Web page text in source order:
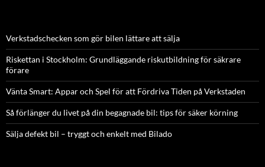
Verkstadschecken som gör bilen lättare att sälja
Riskettan i Stockholm: Grundläggande riskutbildning för säkrare
förare
Vänta Smart: Appar och Spel för att Fördriva Tiden på Verkstaden
Så förlänger du livet på din begagnade bil: tips för säker körning
Sälja defekt bil – tryggt och enkelt med Bilado